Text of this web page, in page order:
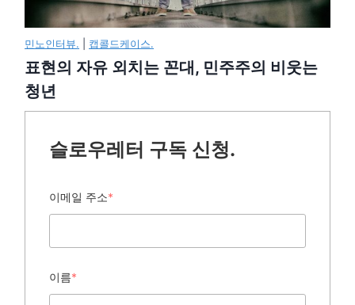
민노인터뷰. 캡콜드케이스.
표현의 자유 외치는 꼰대, 민주주의 비웃는
청년
슬로우레터 구독 신청.
이메일 주소*
이름*